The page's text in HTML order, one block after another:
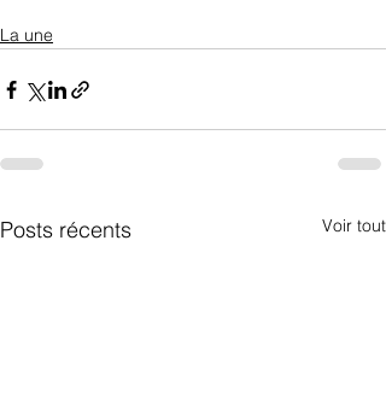
La une
Posts récents Voir tout